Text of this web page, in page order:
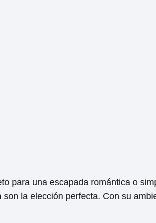
para una escapada romántica o
son la elección perfecta. Con su